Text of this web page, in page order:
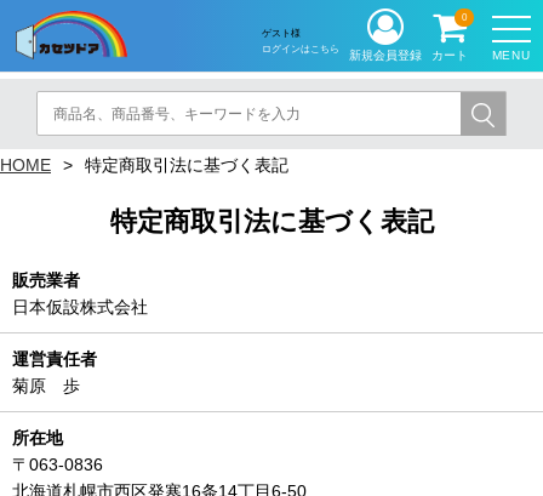
MENU
ゲスト様
ログインはこちら
新規会員登録 カート
0
HOME 特定商取引法に基づく表記
特定商取引法に基づく表記
販売業者
日本仮設株式会社
運営責任者
菊原 歩
所在地
〒063-0836
北海道札幌市西区発寒16条14丁目6-50